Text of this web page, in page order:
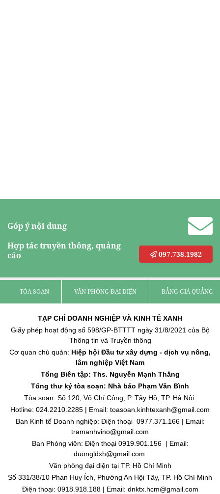
Góp ý nội dung
Hợp tác truyền thông, quảng
cáo
097.738.1982
TÒA SOẠN VĂN PHÒNG ĐẠI DIỆN BẢNG GIÁ QUẢNG
TẠP CHÍ DOANH NGHIỆP VÀ KINH TẾ XANH
Giấy phép hoạt động số 598/GP-BTTTT ngày 31/8/2021 của Bộ
Thông tin và Truyền thông
Cơ quan chủ quản: Hiệp hội Đầu tư xây dựng - dịch vụ nông,
lâm nghiệp Việt Nam
Tổng Biên tập: Ths. Nguyễn Mạnh Thắng
Tổng thư ký tòa soạn: Nhà báo Phạm Văn Bình
Tòa soạn: Số 120, Võ Chí Công, P. Tây Hồ, TP. Hà Nội.
Hotline: 024.2210.2285 | Email: toasoan.kinhtexanh@gmail.com
Ban Kinh tế Doanh nghiệp: Điện thoại 0977.371.166 | Email:
tramanhvino@gmail.com
Ban Phóng viên: Điện thoại 0919.901.156 | Email:
duongldxh@gmail.com
Văn phòng đại diện tại TP. Hồ Chí Minh
Số 331/38/10 Phan Huy Ích, Phường An Hội Tây, TP. Hồ Chí Minh
Điện thoại: 0918.918.188 | Email: dnktx.hcm@gmail.com